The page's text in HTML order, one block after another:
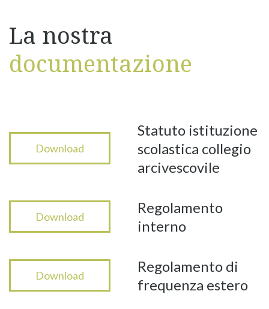
La nostra
documentazione
Download
Statuto istituzione
scolastica collegio
arcivescovile
Download
Regolamento
interno
Download
Regolamento di
frequenza estero